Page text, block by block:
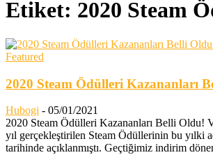
Etiket: 2020 Steam
Featured
2020 Steam Ödülleri Kazananları
Hubogi - 05/01/2021
2020 Steam Ödülleri Kazananları Belli Oldu!
yıl gerçekleştirilen Steam Ödüllerinin bu yılki
tarihinde açıklanmıştı. Geçtiğimiz indirim